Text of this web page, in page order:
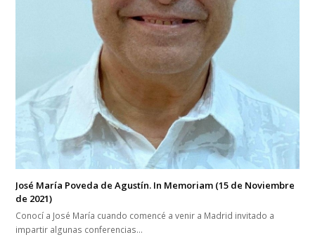
José María Poveda de Agustín. In Memoriam (15 de Noviembre
de 2021)
Conocí a José María cuando comencé a venir a Madrid invitado a
impartir algunas conferencias…